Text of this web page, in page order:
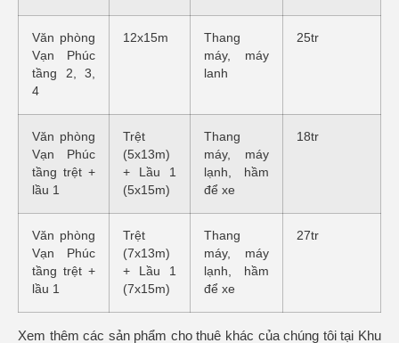
Văn phòng
Vạn Phúc
tầng 2, 3,
4
12x15m
Thang
máy, máy
lanh
25tr
Văn phòng
Vạn Phúc
tầng trệt +
lầu 1
Trệt
(5x13m)
+ Lầu 1
(5x15m)
Thang
máy, máy
lạnh, hầm
để xe
18tr
Văn phòng
Vạn Phúc
tầng trệt +
lầu 1
Trệt
(7x13m)
+ Lầu 1
(7x15m)
Thang
máy, máy
lạnh, hầm
để xe
27tr
Xem thêm các sản phẩm cho thuê khác của chúng tôi tại Khu